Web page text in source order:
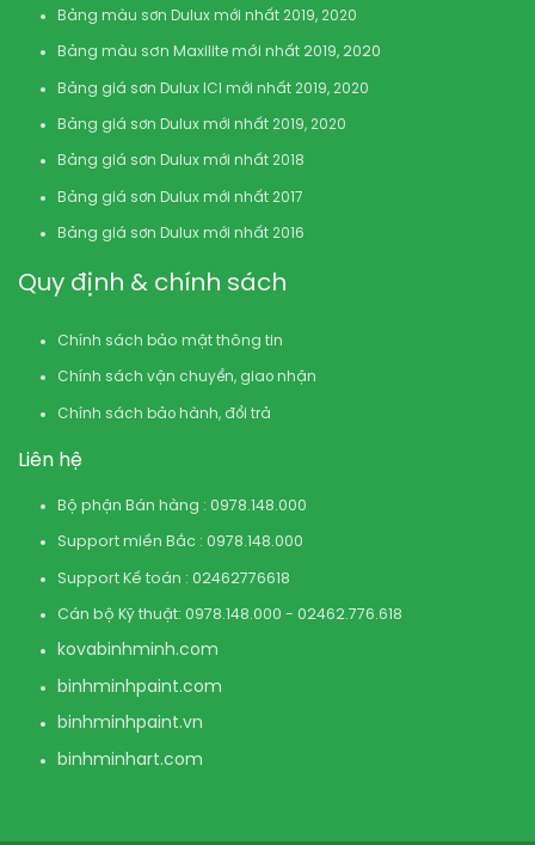
Bảng màu sơn Dulux mới nhất 2019, 2020
Bảng màu sơn Maxilite mới nhất 2019, 2020
Bảng giá sơn Dulux ICI mới nhất 2019, 2020
Bảng giá sơn Dulux mới nhất 2019, 2020
Bảng giá sơn Dulux mới nhất 2018
Bảng giá sơn Dulux mới nhất 2017
Bảng giá sơn Dulux mới nhất 2016
Quy định & chính sách
Chính sách bảo mật thông tin
Chính sách vận chuyển, giao nhận
Chính sách bảo hành, đổi trả
Liên hệ
Bộ phận Bán hàng : 0978.148.000
Support miền Bắc : 0978.148.000
Support Kế toán : 02462776618
Cán bộ Kỹ thuật: 0978.148.000 - 02462.776.618
kovabinhminh.com
binhminhpaint.com
binhminhpaint.vn
binhminhart.com